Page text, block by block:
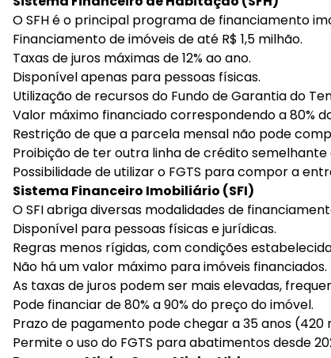
O SFH é o principal programa de financiamento
Financiamento de imóveis de até R$ 1,5 milhão.
Taxas de juros máximas de 12% ao ano.
Disponível apenas para pessoas físicas.
Utilização de recursos do Fundo de Garantia do
Valor máximo financiado correspondendo a 80%
Restrição de que a parcela mensal não pode
Proibição de ter outra linha de crédito
Possibilidade de utilizar o FGTS para compor a
Sistema Financeiro Imobiliário (SFI)
O SFI abriga diversas modalidades de
Disponível para pessoas físicas e jurídicas.
Regras menos rígidas, com condições
Não há um valor máximo para imóveis financiados.
As taxas de juros podem ser mais elevadas,
Pode financiar de 80% a 90% do preço do imóvel.
Prazo de pagamento pode chegar a 35 anos (420
Permite o uso do FGTS para abatimentos desde